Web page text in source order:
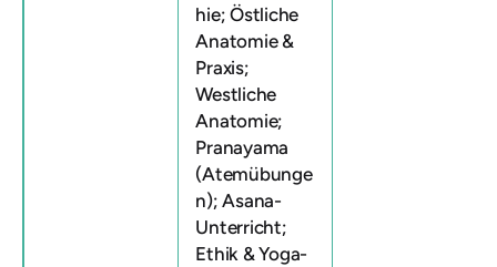
hie; Östliche
Anatomie &
Praxis;
Westliche
Anatomie;
Pranayama
(Atemübunge
n); Asana-
Unterricht;
Ethik & Yoga-